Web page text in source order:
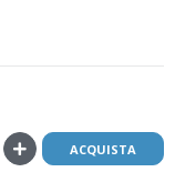
ACQUISTA